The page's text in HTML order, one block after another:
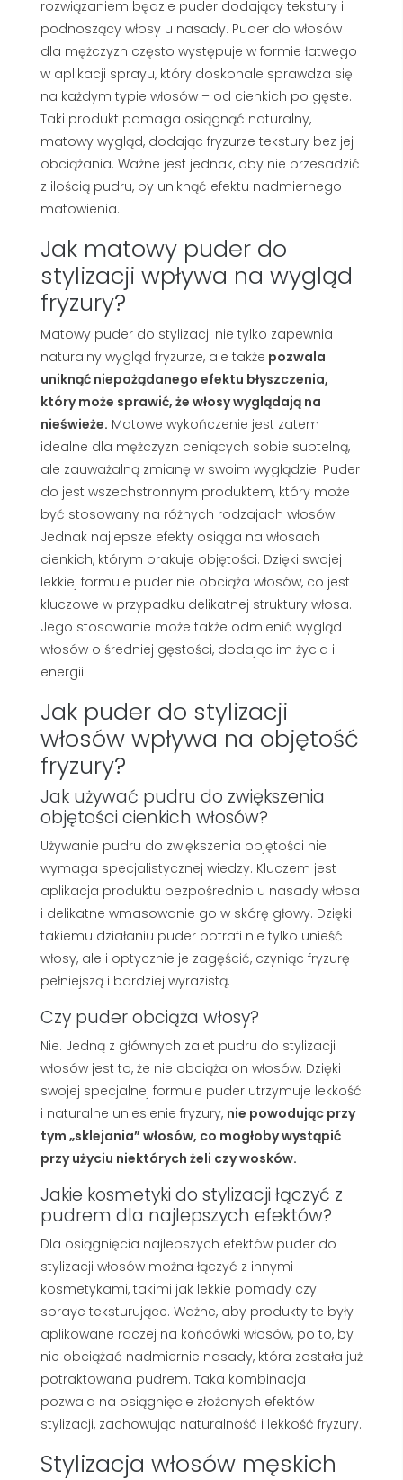
rozwiązaniem będzie puder dodający tekstury i
podnoszący włosy u nasady. Puder do włosów
dla mężczyzn często występuje w formie łatwego
w aplikacji sprayu, który doskonale sprawdza się
na każdym typie włosów – od cienkich po gęste.
Taki produkt pomaga osiągnąć naturalny,
matowy wygląd, dodając fryzurze tekstury bez jej
obciążania. Ważne jest jednak, aby nie przesadzić
z ilością pudru, by uniknąć efektu nadmiernego
matowienia.
Jak matowy puder do
stylizacji wpływa na wygląd
fryzury?
Matowy puder do stylizacji nie tylko zapewnia
naturalny wygląd fryzurze, ale także pozwala
uniknąć niepożądanego efektu błyszczenia,
który może sprawić, że włosy wyglądają na
nieświeże. Matowe wykończenie jest zatem
idealne dla mężczyzn ceniących sobie subtelną,
ale zauważalną zmianę w swoim wyglądzie. Puder
do jest wszechstronnym produktem, który może
być stosowany na różnych rodzajach włosów.
Jednak najlepsze efekty osiąga na włosach
cienkich, którym brakuje objętości. Dzięki swojej
lekkiej formule puder nie obciąża włosów, co jest
kluczowe w przypadku delikatnej struktury włosa.
Jego stosowanie może także odmienić wygląd
włosów o średniej gęstości, dodając im życia i
energii.
Jak puder do stylizacji
włosów wpływa na objętość
fryzury?
Jak używać pudru do zwiększenia
objętości cienkich włosów?
Używanie pudru do zwiększenia objętości nie
wymaga specjalistycznej wiedzy. Kluczem jest
aplikacja produktu bezpośrednio u nasady włosa
i delikatne wmasowanie go w skórę głowy. Dzięki
takiemu działaniu puder potrafi nie tylko unieść
włosy, ale i optycznie je zagęścić, czyniąc fryzurę
pełniejszą i bardziej wyrazistą.
Czy puder obciąża włosy?
Nie. Jedną z głównych zalet pudru do stylizacji
włosów jest to, że nie obciąża on włosów. Dzięki
swojej specjalnej formule puder utrzymuje lekkość
i naturalne uniesienie fryzury, nie powodując przy
tym „sklejania” włosów, co mogłoby wystąpić
przy użyciu niektórych żeli czy wosków.
Jakie kosmetyki do stylizacji łączyć z
pudrem dla najlepszych efektów?
Dla osiągnięcia najlepszych efektów puder do
stylizacji włosów można łączyć z innymi
kosmetykami, takimi jak lekkie pomady czy
spraye teksturujące. Ważne, aby produkty te były
aplikowane raczej na końcówki włosów, po to, by
nie obciążać nadmiernie nasady, która została już
potraktowana pudrem. Taka kombinacja
pozwala na osiągnięcie złożonych efektów
stylizacji, zachowując naturalność i lekkość fryzury.
Stylizacja włosów męskich